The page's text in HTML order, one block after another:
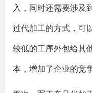
入，同时还需要涉及
过代加工的方式，可
较低的工序外包给其
本，增加了企业的竞争